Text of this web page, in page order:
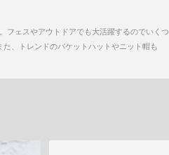
フェスやアウトドアでも大活躍するのでいくつ
、トレンドのバケットハットやニット帽も